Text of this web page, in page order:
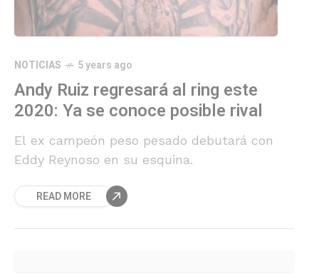
NOTICIAS 5 years ago
Andy Ruiz regresará al ring este
2020: Ya se conoce posible rival
El ex campeón peso pesado debutará con
Eddy Reynoso en su esquina.
READ MORE